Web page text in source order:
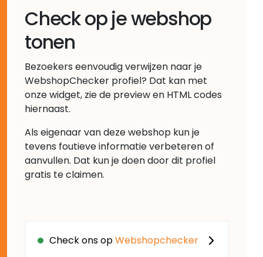
Check op je webshop
tonen
Bezoekers eenvoudig verwijzen naar je
WebshopChecker profiel? Dat kan met
onze widget, zie de preview en HTML codes
hiernaast.
Als eigenaar van deze webshop kun je
tevens foutieve informatie verbeteren of
aanvullen. Dat kun je doen door dit profiel
gratis te claimen.
Check ons opWebshopchecker